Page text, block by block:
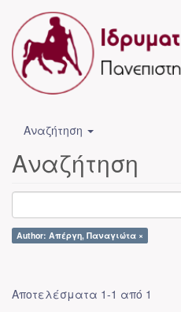
Αναζήτηση
Αναζήτηση
Author: Απέργη, Παναγιώτα ×
Αποτελέσματα 1-1 από 1